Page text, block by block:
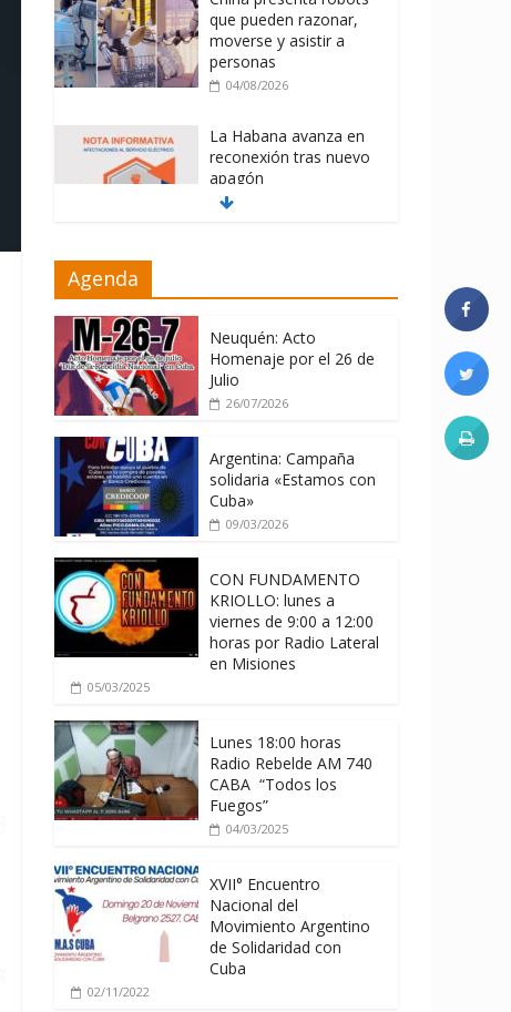
que pueden razonar,
moverse y asistir a
personas
04/08/2026
La Habana avanza en
reconexión tras nuevo
apagón
03/08/2026
Argentina
06/08/2026
Agenda
Neuquén: Acto
Homenaje por el 26 de
Julio
26/07/2026
Argentina: Campaña
solidaria «Estamos con
Cuba»
09/03/2026
CON FUNDAMENTO
KRIOLLO: lunes a
viernes de 9:00 a 12:00
horas por Radio Lateral
en Misiones
05/03/2025
Lunes 18:00 horas
Radio Rebelde AM 740
CABA “Todos los
Fuegos”
04/03/2025
XVII° Encuentro
Nacional del
Movimiento Argentino
de Solidaridad con
Cuba
02/11/2022